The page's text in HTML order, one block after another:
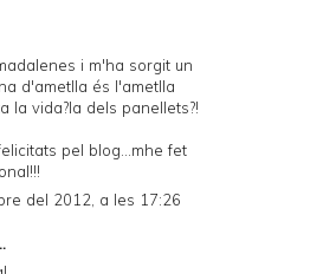
i m'ha sorgit un
d'ametlla és l'ametlla
la vida?la dels panellets?!
pel blog...mhe fet
del 2012, a les 17:26